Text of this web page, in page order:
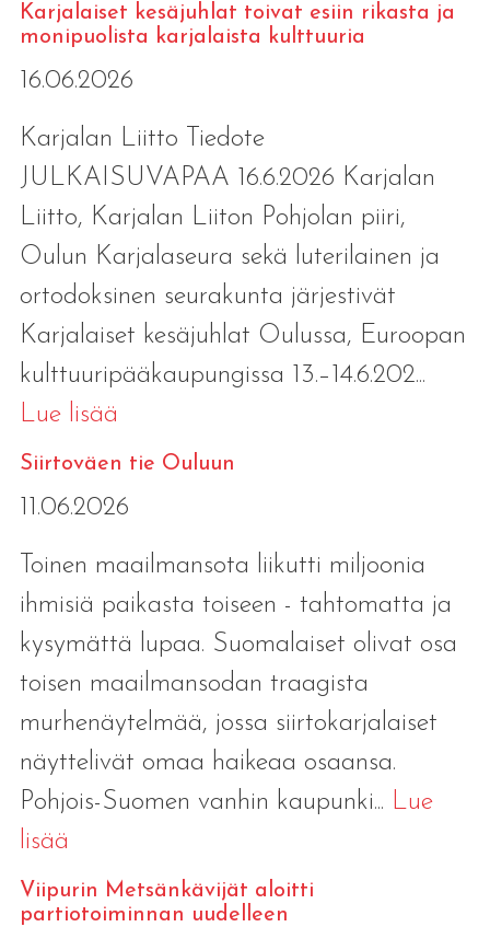
Karjalaiset kesäjuhlat toivat esiin rikasta ja
monipuolista karjalaista kulttuuria
16.06.2026
Karjalan Liitto Tiedote
JULKAISUVAPAA 16.6.2026 Karjalan
Liitto, Karjalan Liiton Pohjolan piiri,
Oulun Karjalaseura sekä luterilainen ja
ortodoksinen seurakunta järjestivät
Karjalaiset kesäjuhlat Oulussa, Euroopan
kulttuuripääkaupungissa 13.–14.6.202...
Lue lisää
Siirtoväen tie Ouluun
11.06.2026
Toinen maailmansota liikutti miljoonia
ihmisiä paikasta toiseen - tahtomatta ja
kysymättä lupaa. Suomalaiset olivat osa
toisen maailmansodan traagista
murhenäytelmää, jossa siirtokarjalaiset
näyttelivät omaa haikeaa osaansa.
Pohjois-Suomen vanhin kaupunki... Lue
lisää
Viipurin Metsänkävijät aloitti
partiotoiminnan uudelleen